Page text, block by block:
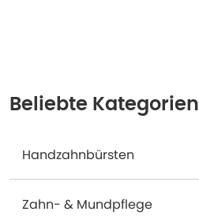
Beliebte Kategorien
Handzahnbürsten
Zahn- & Mundpflege